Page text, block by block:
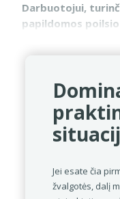
Darbuotojui,
papildomos
Jei esate čia
žvalgotės, dalį